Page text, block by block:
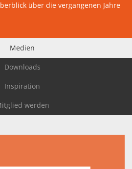
über die vergangenen Jahre
Medien
Downloads
Inspiration
werden